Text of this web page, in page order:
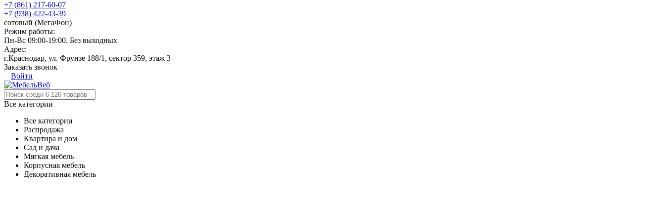
+7 (861) 217-60-07
+7 (938) 422-43-39
сотовый (МегаФон)
Режим работы:
Пн-Вс 09:00-19:00. Без выходных
Адрес:
г.Краснодар, ул. Фрунзе 188/1, сектор 359, этаж 3
Заказать звонок
Войти
Все категории
Все категории
Распродажа
Квартира и дом
Сад и дача
Мягкая мебель
Корпусная мебель
Декоративная мебель